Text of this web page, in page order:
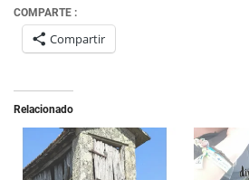
COMPARTE :
Compartir
Relacionado